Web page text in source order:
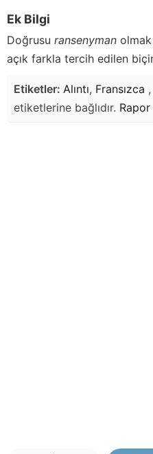
Ek Bilgi
Doğrusu ransenyman
açık farkla tercih edilen
Etiketler: Alıntı, Fransızca ,
etiketlerine bağlıdır. Rapor